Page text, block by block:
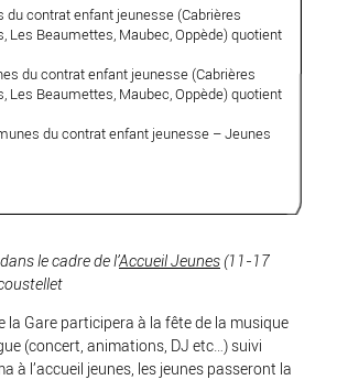
du contrat enfant jeunesse (Cabrières
Les Beaumettes, Maubec, Oppède) quotient
du contrat enfant jeunesse (Cabrières
Les Beaumettes, Maubec, Oppède) quotient
du contrat enfant jeunesse – Jeunes
le cadre de l’Accueil Jeunes(11-17
la Gare participera à la fête de la musique
(concert, animations, DJ etc…) suivi
à l’accueil jeunes, les jeunes passeront la